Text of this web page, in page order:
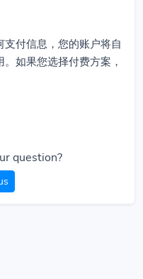
付信息，您的账户将自
如果您选择付费方案，
question?